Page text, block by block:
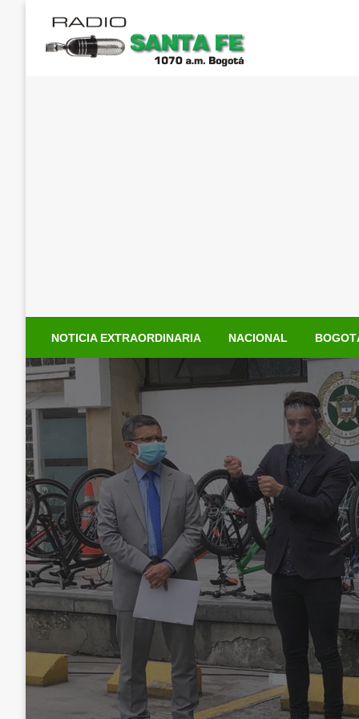
contenido
NOTICIA EXTRAORDINARIA NACIONAL